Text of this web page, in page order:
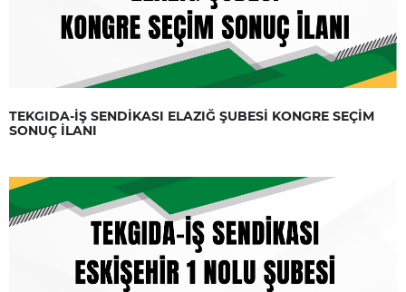
TEKGIDA-İŞ SENDİKASI ELAZIĞ ŞUBESİ KONGRE SEÇİM
SONUÇ İLANI